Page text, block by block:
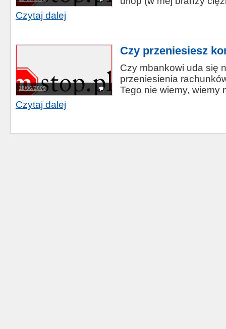
Czytaj dalej
18/06/2009
Czy przeniesiesz
Czy mbankowi uda się
przeniesienia
Tego nie wiemy, wiemy
Czytaj dalej